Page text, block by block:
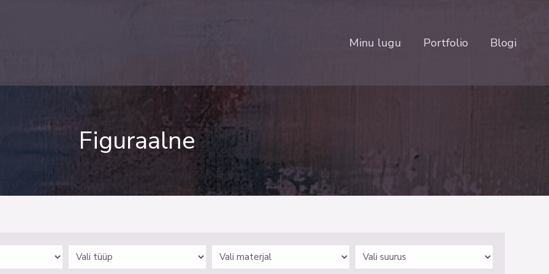
Minu lugu Portfolio Blogi
Figuraalne